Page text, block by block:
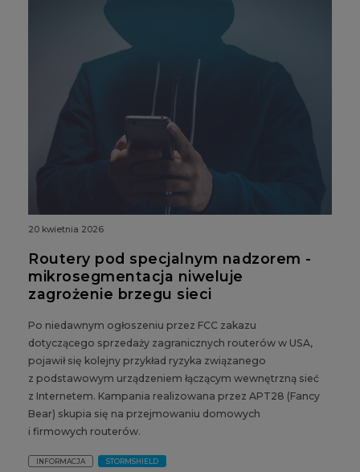
20 kwietnia 2026
Routery pod specjalnym nadzorem -
mikrosegmentacja niweluje
zagrożenie brzegu sieci
Po niedawnym ogłoszeniu przez FCC zakazu
dotyczącego sprzedaży zagranicznych routerów w USA,
pojawił się kolejny przykład ryzyka związanego
z podstawowym urządzeniem łączącym wewnętrzną sieć
z Internetem. Kampania realizowana przez APT28 (Fancy
Bear) skupia się na przejmowaniu domowych
i firmowych routerów.
INFORMACJA STORMSHIELD